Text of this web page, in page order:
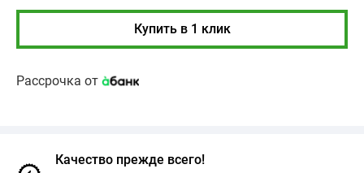
Купить в 1 клик
Рассрочка от
Качество прежде всего!